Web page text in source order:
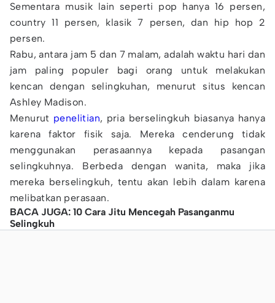
Sementara musik lain seperti pop hanya 16 persen,
country 11 persen, klasik 7 persen, dan hip hop 2
persen.
Rabu, antara jam 5 dan 7 malam, adalah waktu hari dan
jam paling populer bagi orang untuk melakukan
kencan dengan selingkuhan, menurut situs kencan
Ashley Madison.
Menurut penelitian, pria berselingkuh biasanya hanya
karena faktor fisik saja. Mereka cenderung tidak
menggunakan perasaannya kepada pasangan
selingkuhnya. Berbeda dengan wanita, maka jika
mereka berselingkuh, tentu akan lebih dalam karena
melibatkan perasaan.
BACA JUGA: 10 Cara Jitu Mencegah Pasanganmu
Selingkuh​